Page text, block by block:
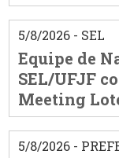
5/8/2026 - SEL
Equipe de
SEL/UFJF
Meeting
5/8/2026 -